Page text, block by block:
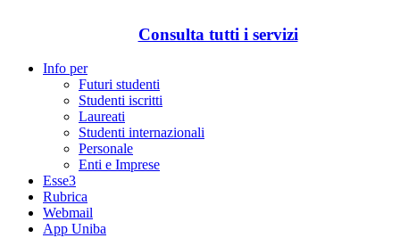
Consulta tutti i servizi
Info per
Futuri studenti
Studenti iscritti
Laureati
Studenti internazionali
Personale
Enti e Imprese
Esse3
Rubrica
Webmail
App Uniba